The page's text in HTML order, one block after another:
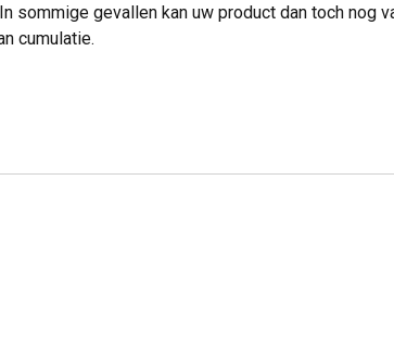
sommige gevallen kan uw product dan toch nog
cumulatie.